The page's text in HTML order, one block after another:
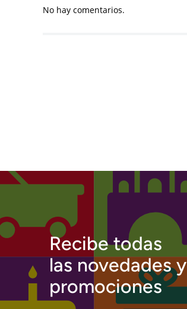
No hay comentarios.
Recibe todas
las novedades y
promociones